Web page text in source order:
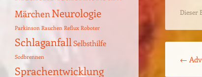
Dieser
←
Medien Medienkonsum
MärchenNeurologie
Parkinson Rauchen Reflux Roboter
Schlaganfall
Sodbrennen